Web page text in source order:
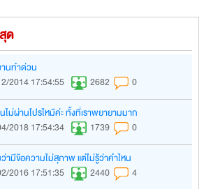
ด
นทำด่วน
2014 17:54:55
2682
0
ไม่ผ่านโปรไหม๊ค่ะ ทั้งที่เราพยายามมาก
2018 17:54:34
1739
0
ามีข้อความไม่สุภาพ แต่ไม่รู้ว่าคำไหน
2016 17:51:35
2440
4